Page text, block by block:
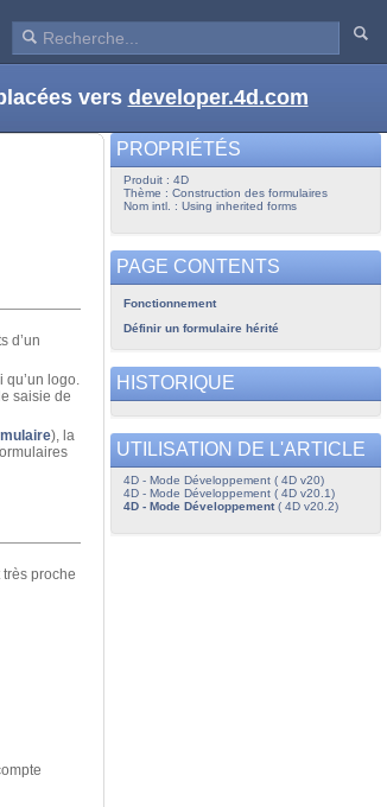
vers developer.4d.com
d’un
qu’un logo.
saisie de
), la
proche
PROPRIÉTÉS
Produit : 4D
Thème : Construction des formulaires
Nom intl. : Using inherited forms
PAGE CONTENTS
Fonctionnement
Définir un formulaire hérité
HISTORIQUE
UTILISATION DE L'ARTICLE
4D - Mode Développement ( 4D v20)
4D - Mode Développement ( 4D v20.1)
4D - Mode Développement( 4D v20.2)